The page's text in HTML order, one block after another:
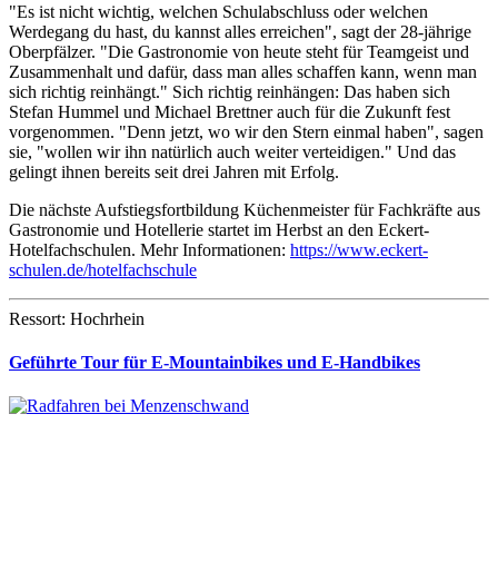
"Es ist nicht wichtig, welchen Schulabschluss oder welchen
Werdegang du hast, du kannst alles erreichen", sagt der 28-jährige
Oberpfälzer. "Die Gastronomie von heute steht für Teamgeist und
Zusammenhalt und dafür, dass man alles schaffen kann, wenn man
sich richtig reinhängt." Sich richtig reinhängen: Das haben sich
Stefan Hummel und Michael Brettner auch für die Zukunft fest
vorgenommen. "Denn jetzt, wo wir den Stern einmal haben", sagen
sie, "wollen wir ihn natürlich auch weiter verteidigen." Und das
gelingt ihnen bereits seit drei Jahren mit Erfolg.
Die nächste Aufstiegsfortbildung Küchenmeister für Fachkräfte aus
Gastronomie und Hotellerie startet im Herbst an den Eckert-
Hotelfachschulen. Mehr Informationen: https://www.eckert-
schulen.de/hotelfachschule
Ressort: Hochrhein
Geführte Tour für E-Mountainbikes und E-Handbikes